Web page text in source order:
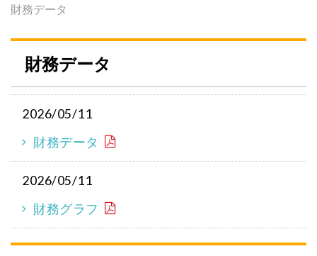
財務データ
財務データ
2026/05/11
財務データ
2026/05/11
財務グラフ